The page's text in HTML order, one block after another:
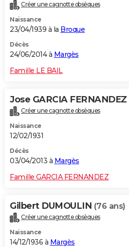
Créer une cagnotte obsèques
Naissance
23/04/1939 à la Broque
Décès
24/06/2014 à Margès
Famille LE BAIL
Jose GARCIA FERNANDEZ
Créer une cagnotte obsèques
Naissance
12/02/1931
Décès
03/04/2013 à Margès
Famille GARCIA FERNANDEZ
Gilbert DUMOULIN (76 ans)
Créer une cagnotte obsèques
Naissance
14/12/1936 à Margès